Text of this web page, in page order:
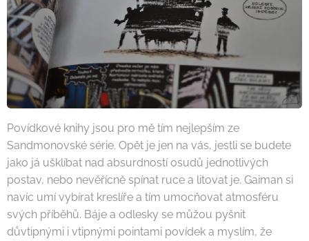
Povídkové knihy jsou pro mě tím nejlepším ze
Sandmonovské série. Opět je jen na vás, jestli se budete
jako já ušklíbat nad absurdností osudů jednotlivých
postav, nebo nevěřícně spínat ruce a litovat je. Gaiman si
navíc umí vybírat kreslíře a tím umocňovat atmosféru
svých příběhů. Báje a odlesky se můžou pyšnit
důvtipnými i vtipnými pointami povídek a myslím, že